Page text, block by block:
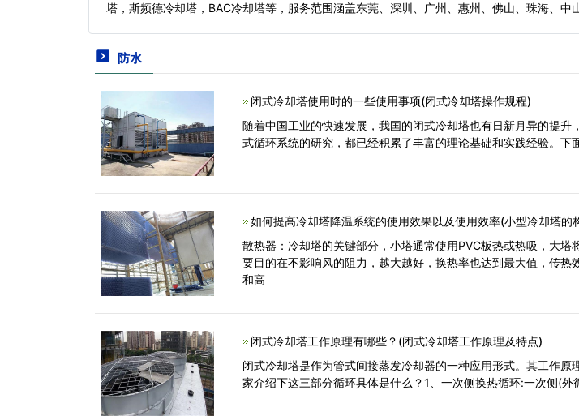
塔，斯频德冷却塔，BAC冷却塔等，服务范围涵盖东莞、深圳、广州、惠州、佛山、珠海、中
防水
闭式冷却塔使用时的一些使用事项(闭式冷却塔操作规程)
随着中国工业的快速发展，我国的闭式冷却塔也有日新月异的提升
式循环系统的研究，都已经积累了丰富的理论基础和实践经验。下
如何提高冷却塔降温系统的使用效果以及使用效率(小型冷却塔的
散热器：冷却塔的关键部分，小塔通常使用PVC板热或热吸，大塔
要目的在不影响风的阻力，越大越好，换热率也达到最大值，传热
和高
闭式冷却塔工作原理有哪些？(闭式冷却塔工作原理及特点)
闭式冷却塔是作为管式间接蒸发冷却器的一种应用形式。其工作原
家介绍下这三部分循环具体是什么？1、一次侧换热循环:一次侧(外